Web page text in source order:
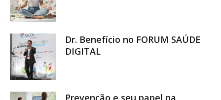
Dr. Benefício no FORUM SAÚDE
DIGITAL
Prevenção e seu papel na